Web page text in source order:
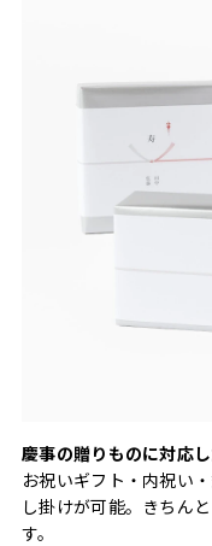
慶事の贈りものに対応
お祝いギフト・内祝い
し掛けが可能。きちん
す。